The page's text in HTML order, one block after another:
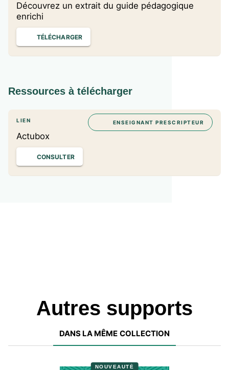
Découvrez un extrait du guide pédagogique
enrichi
TÉLÉCHARGER
Ressources à télécharger
LIEN
Actubox
ENSEIGNANT PRESCRIPTEUR
CONSULTER
Autres supports
DANS LA MÊME COLLECTION
NOUVEAUTÉ